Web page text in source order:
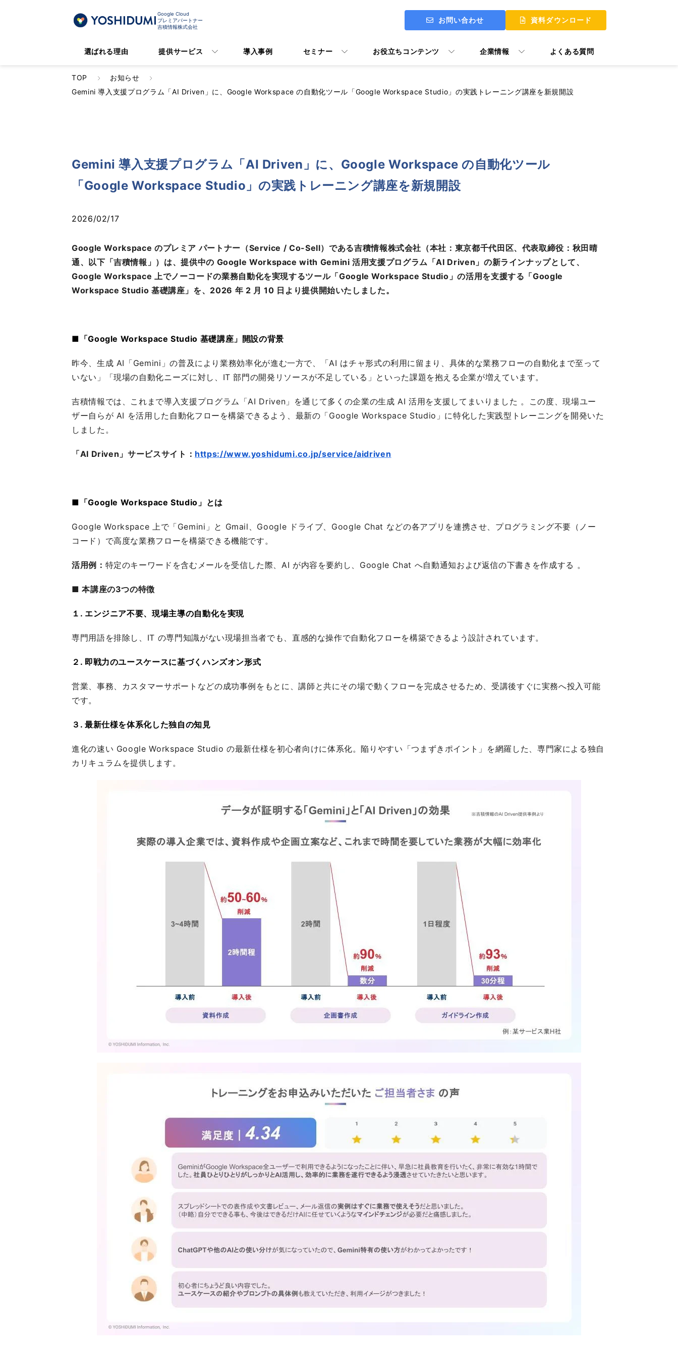
Google Cloud
プレミアパートナー
吉積情報株式会社
お問い合わせ 資料ダウンロード
選ばれる理由 提供サービス
Google Workspace活用マニュアル GooTorial
Gemini 導入支援 AI Driven
導入事例 セミナー お役立ちコンテンツ 企業情報 よくある質問
TOP
お知らせ
Gemini 導入支援プログラム「AI Driven」に、Google Workspace の自動化ツール「Google Workspace Studio」の実践トレーニング講座を新規開設
Gemini 導入支援プログラム「AI Driven」に、Google Workspace の自動化ツール
「Google Workspace Studio」の実践トレーニング講座を新規開設
2026/02/17
Google Workspace のプレミア パートナー（Service / Co-Sell）である吉積情報株式会社（本社：東京都千代田区、代表取締役：秋田晴
通、以下「吉積情報」）は、提供中の Google Workspace with Gemini 活用支援プログラム「AI Driven」の新ラインナップとして、
Google Workspace 上でノーコードの業務自動化を実現するツール「Google Workspace Studio」の活用を支援する「Google
Workspace Studio 基礎講座」を、2026 年 2 月 10 日より提供開始いたしました。
■「Google Workspace Studio 基礎講座」開設の背景
昨今、生成 AI「Gemini」の普及により業務効率化が進む一方で、「AI はチャ形式の利用に留まり、具体的な業務フローの自動化まで至って
いない」「現場の自動化ニーズに対し、IT 部門の開発リソースが不足している」といった課題を抱える企業が増えています。
吉積情報では、これまで導入支援プログラム「AI Driven」を通じて多くの企業の生成 AI 活用を支援してまいりました 。この度、現場ユー
ザー自らが AI を活用した自動化フローを構築できるよう、最新の「Google Workspace Studio」に特化した実践型トレーニングを開発いた
しました。
「AI Driven」サービスサイト： https://www.yoshidumi.co.jp/service/aidriven
■「Google Workspace Studio」とは
Google Workspace 上で「Gemini」と Gmail、Google ドライブ、Google Chat などの各アプリを連携させ、プログラミング不要（ノー
コード）で高度な業務フローを構築できる機能です。
活用例： 特定のキーワードを含むメールを受信した際、AI が内容を要約し、Google Chat へ自動通知および返信の下書きを作成する 。
■ 本講座の3つの特徴
１. エンジニア不要、現場主導の自動化を実現
専門用語を排除し、IT の専門知識がない現場担当者でも、直感的な操作で自動化フローを構築できるよう設計されています。
２. 即戦力のユースケースに基づくハンズオン形式
営業、事務、カスタマーサポートなどの成功事例をもとに、講師と共にその場で動くフローを完成させるため、受講後すぐに実務へ投入可能
です。
３. 最新仕様を体系化した独自の知見
進化の速い Google Workspace Studio の最新仕様を初心者向けに体系化。陥りやすい「つまずきポイント」を網羅した、専門家による独自
カリキュラムを提供します。